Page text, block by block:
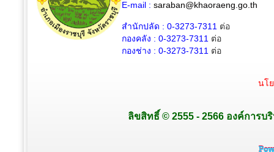
E-mail : saraban@khaoraeng.go.th
สำนักปลัด : 0-3273-7311 ต่อ
กองคลัง : 0-3273-7311 ต่อ
กองช่าง : 0-3273-7311 ต่อ
นโ
ลิขสิทธิ์ © 2555 - 2566 องค์การบ